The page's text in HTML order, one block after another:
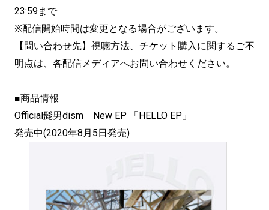
23:59まで
※配信開始時間は変更となる場合がございます。
【問い合わせ先】視聴方法、チケット購入に関するご不
明点は、各配信メディアへお問い合わせください。
■商品情報
Official髭男dism New EP 「HELLO EP」
発売中(2020年8月5日発売)